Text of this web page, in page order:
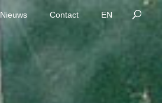
Nieuws Contact